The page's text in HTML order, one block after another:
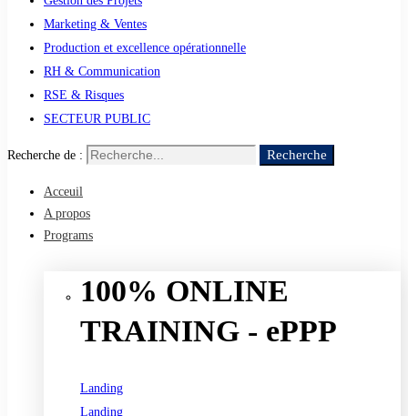
Marketing & Ventes
Production et excellence opérationnelle
RH & Communication
RSE & Risques
SECTEUR PUBLIC
Recherche de : Recherche
Acceuil
A propos
Programs
100% ONLINE
TRAINING - ePPP
Landing
Landing